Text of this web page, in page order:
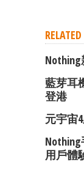
藍芽耳
登港
元宇宙
用戶體